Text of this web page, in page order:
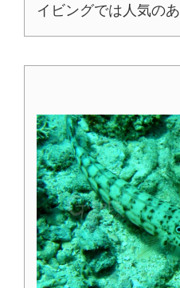
イビングでは人気のあ